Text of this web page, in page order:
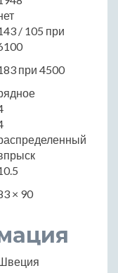
/ 105 при
при 4500
× 90